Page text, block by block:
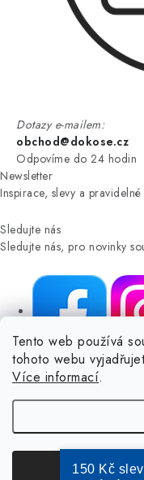
Tento web používá
tohoto webu
Více informací.
Dotazy e-mailem:
obchod@dokose.cz
Odpovíme do 24 hodin
Newsletter
Inspirace, slevy a
Sledujte nás
Sledujte nás, pro novinky
NIKARO, s.r.o.
-
Votice, ČESKÁ REPUBLIKA
Podle zákona o evidenci
Zároveň je povinen
případě technického
150 Kč